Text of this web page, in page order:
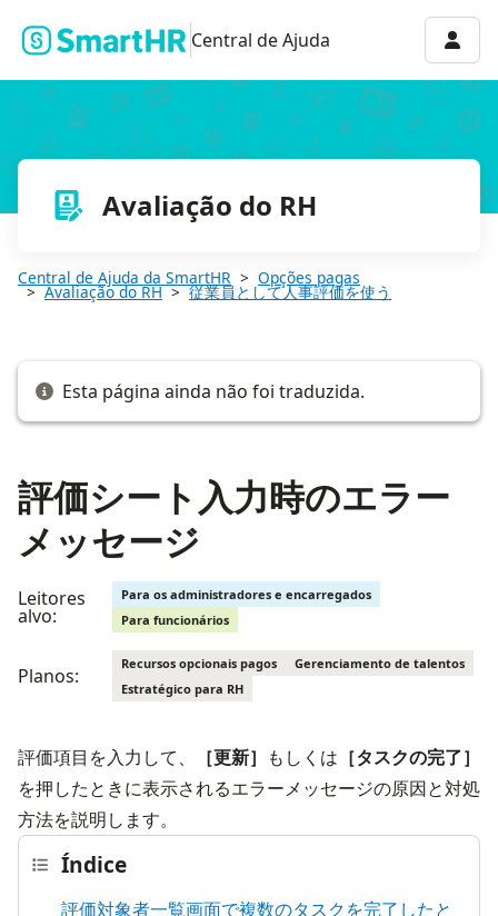
Central de Ajuda
Avaliação do RH
Central de Ajuda da SmartHR Opções pagas
Avaliação do RH 従業員として人事評価を使う
Esta página ainda não foi traduzida.
評価シート入力時のエラー
メッセージ
Leitores
alvo:
Para os administradores e encarregados
Para funcionários
Planos:
Recursos opcionais pagos
Gerenciamento de talentos
Estratégico para RH
評価項目を入力して、 ［更新］ もしくは ［タスクの完了］
を押したときに表示されるエラーメッセージの原因と対処
方法を説明します。
Índice
評価対象者一覧画面で複数のタスクを完了したと